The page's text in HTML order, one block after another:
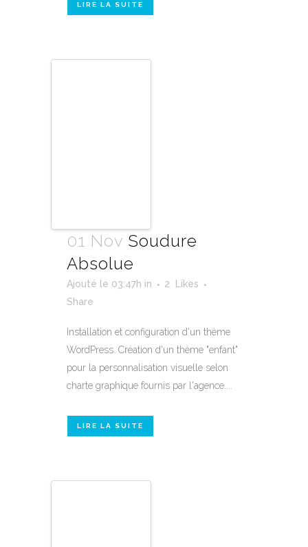
LIRE LA SUITE
01 Nov Soudure
Absolue
Ajouté le 03:47h in 2
Likes
Share
Installation et configuration d'un thème
WordPress. Création d'un thème "enfant"
pour la personnalisation visuelle selon
charte graphique fournis par l'agence....
LIRE LA SUITE